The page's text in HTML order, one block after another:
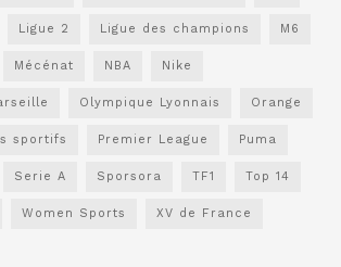
Ligue 2 Ligue des champions M6
Mécénat NBA Nike
Olympique Lyonnais Orange
sportifs Premier League Puma
Serie A Sporsora TF1 Top 14
Women Sports XV de France